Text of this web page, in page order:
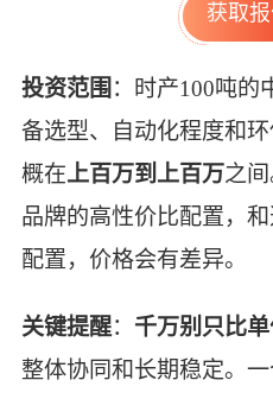
获取
投资范围 ：时产100吨的
备选型、自动化程度和
概在上百万到上百万之
品牌的高性价比配置，
配置，价格会有差异。
关键提醒： 千万别只比单
整体协同和长期稳定。